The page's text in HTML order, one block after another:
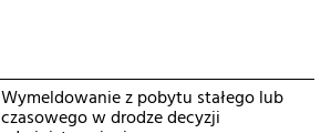
Wymeldowanie z pobytu stałego lub
czasowego w drodze decyzji